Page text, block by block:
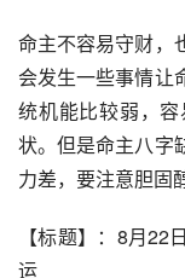
命主不容易守财，
会发生一些事情让
统机能比较弱，
状。但是命主八字
力差，要注意胆固
【标题】：8月
运